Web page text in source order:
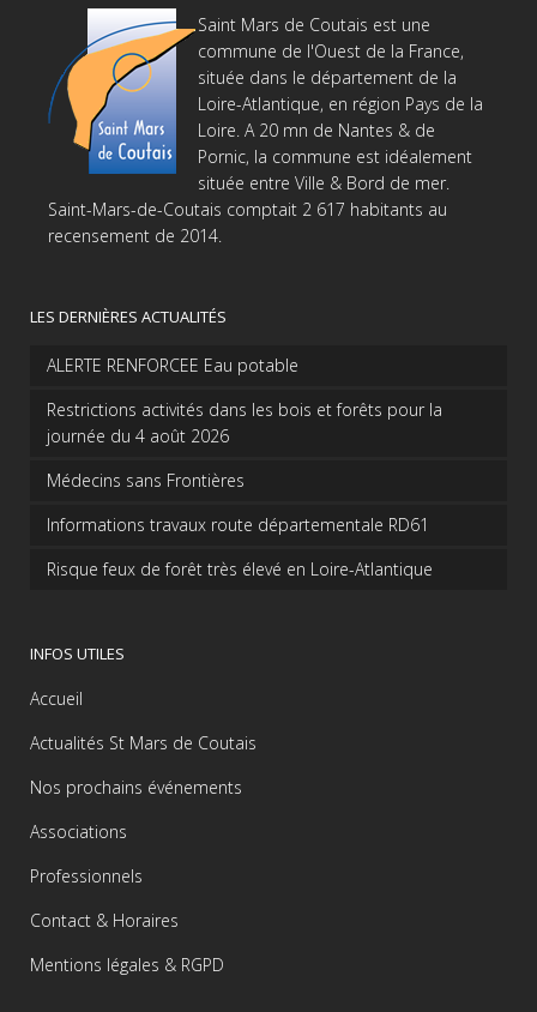
Saint Mars de Coutais est une
commune de l'Ouest de la France,
située dans le département de la
Loire-Atlantique, en région Pays de la
Loire. A 20 mn de Nantes & de
Pornic, la commune est idéalement
située entre Ville & Bord de mer.
Saint-Mars-de-Coutais comptait 2 617 habitants au
recensement de 2014.
LES DERNIÈRES ACTUALITÉS
ALERTE RENFORCEE Eau potable
Restrictions activités dans les bois et forêts pour la
journée du 4 août 2026
Médecins sans Frontières
Informations travaux route départementale RD61
Risque feux de forêt très élevé en Loire-Atlantique
INFOS UTILES
Accueil
Actualités St Mars de Coutais
Nos prochains événements
Associations
Professionnels
Contact & Horaires
Mentions légales & RGPD